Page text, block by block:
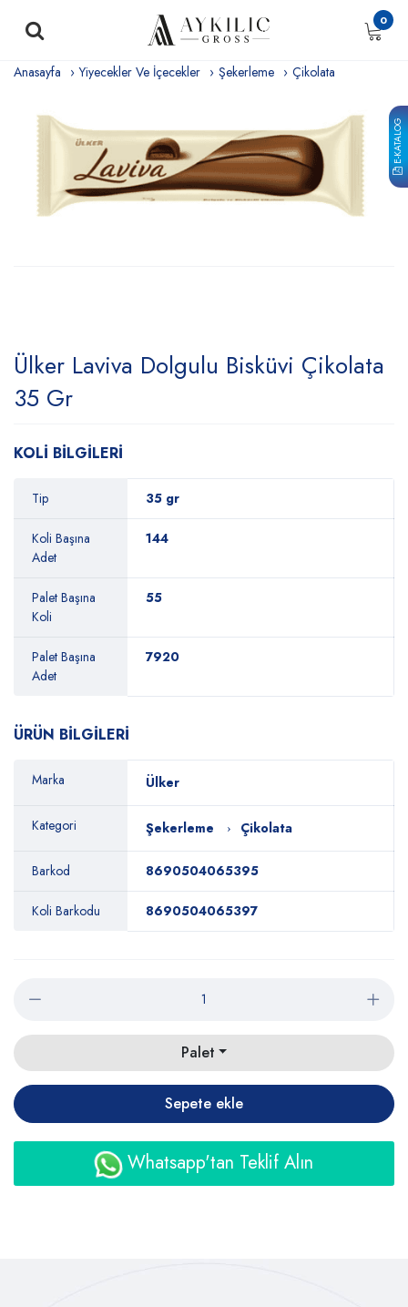
E-KATALOG
0
Anasayfa Yiyecekler Ve İçecekler Şekerleme Çikolata
Ülker Laviva Dolgulu Bisküvi Çikolata
35 Gr
KOLİ BİLGİLERİ
Tip 35 gr
Koli Başına
Adet
144
Palet Başına
Koli
55
Palet Başına
Adet
7920
ÜRÜN BİLGİLERİ
Marka Ülker
Kategori Şekerleme Çikolata
Barkod 8690504065395
Koli Barkodu 8690504065397
Palet
Sepete ekle
Whatsapp'tan Teklif Alın